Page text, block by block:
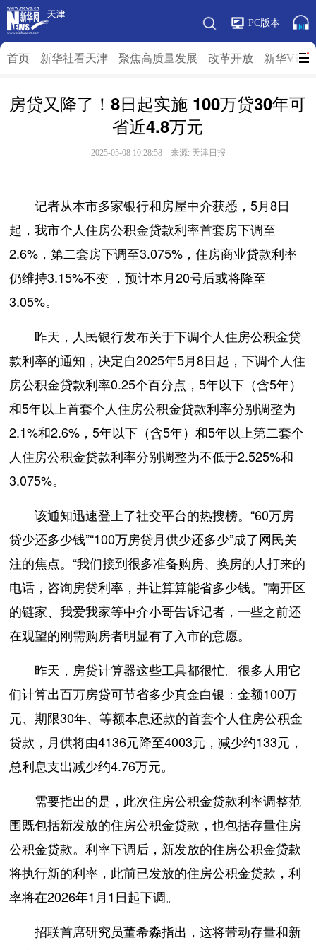
PC版本
首页 新华社看天津 聚焦高质量发展 改革开放 新华V访
房贷又降了！8日起实施 100万贷30年可
省近4.8万元
2025-05-08 10:28:58 来源: 天津日报
记者从本市多家银行和房屋中介获悉，5月8日
起，我市个人住房公积金贷款利率首套房下调至
2.6%，第二套房下调至3.075%，住房商业贷款利率
仍维持3.15%不变 ，预计本月20号后或将降至
3.05%。
昨天，人民银行发布关于下调个人住房公积金贷
款利率的通知，决定自2025年5月8日起，下调个人住
房公积金贷款利率0.25个百分点，5年以下（含5年）
和5年以上首套个人住房公积金贷款利率分别调整为
2.1%和2.6%，5年以下（含5年）和5年以上第二套个
人住房公积金贷款利率分别调整为不低于2.525%和
3.075%。
该通知迅速登上了社交平台的热搜榜。“60万房
贷少还多少钱”“100万房贷月供少还多少”成了网民关
注的焦点。“我们接到很多准备购房、换房的人打来的
电话，咨询房贷利率，并让算算能省多少钱。”南开区
的链家、我爱我家等中介小哥告诉记者，一些之前还
在观望的刚需购房者明显有了入市的意愿。
昨天，房贷计算器这些工具都很忙。很多人用它
们计算出百万房贷可节省多少真金白银：金额100万
元、期限30年、等额本息还款的首套个人住房公积金
贷款，月供将由4136元降至4003元，减少约133元，
总利息支出减少约4.76万元。
需要指出的是，此次住房公积金贷款利率调整范
围既包括新发放的住房公积金贷款，也包括存量住房
公积金贷款。利率下调后，新发放的住房公积金贷款
将执行新的利率，此前已发放的住房公积金贷款，利
率将在2026年1月1日起下调。
招联首席研究员董希淼指出，这将带动存量和新